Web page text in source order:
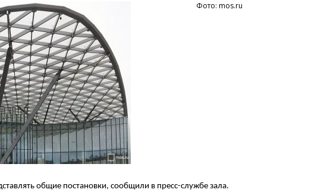
Фото: mos.ru
общие постановки, сообщили в пресс-службе зала.